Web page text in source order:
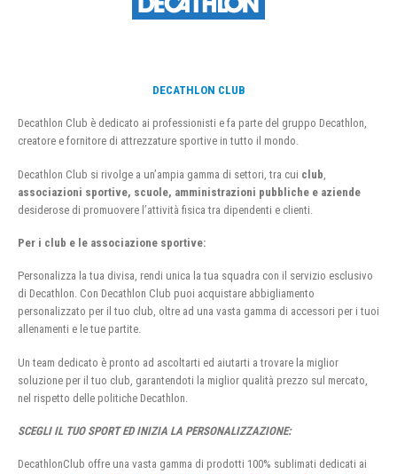
DECATHLON CLUB
Decathlon Club è dedicato ai professionisti e fa parte del gruppo Decathlon,
creatore e fornitore di attrezzature sportive in tutto il mondo.
Decathlon Club si rivolge a un’ampia gamma di settori, tra cui club
associazioni sportive, scuole, amministrazioni pubbliche e aziende
desiderose di promuovere l’attività fisica tra dipendenti e clienti.
Per i club e le associazione sportive:
Personalizza la tua divisa, rendi unica la tua squadra con il servizio esclusivo
di Decathlon. Con Decathlon Club puoi acquistare abbigliamento
personalizzato per il tuo club, oltre ad una vasta gamma di accessori per i tuoi
allenamenti e le tue partite.
Un team dedicato è pronto ad ascoltarti ed aiutarti a trovare la miglior
soluzione per il tuo club, garantendoti la miglior qualità prezzo sul mercato,
nel rispetto delle politiche Decathlon.
SCEGLI IL TUO SPORT ED INIZIA LA PERSONALIZZAZIONE:
DecathlonClub offre una vasta gamma di prodotti 100% sublimati dedicati ai